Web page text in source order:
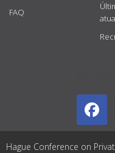
FAQ
Hague Conference on